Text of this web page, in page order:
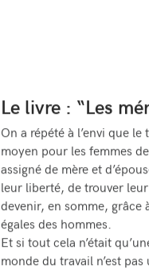
Le livre : “Les
On a répété à l’envi que
moyen pour les femmes
assigné de mère et
leur liberté, de trouver
devenir, en somme, grâce
égales des hommes.
Et si tout cela n’était
monde du travail n’est